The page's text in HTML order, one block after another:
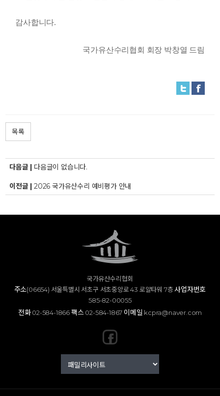
감사합니다.
국가유산수리협회 회장 박창열 드림
목록
다음글 | 다음글이 없습니다.
이전글 |2026 국가유산수리 예비평가 안내
국가유산수리협회
주소(06654) 서울특별시 서초구 서초중앙로 43 로얄타워 7층사업자번호
585-82-00055
전화 02-584-1866팩스02-584-1867 이메일 kcpra@naver.com